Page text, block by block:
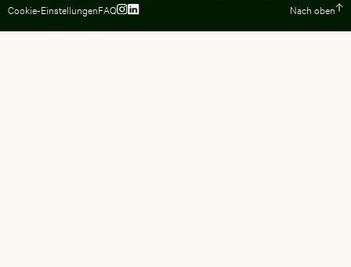
Cookie-EinstellungenFAQ Nach oben